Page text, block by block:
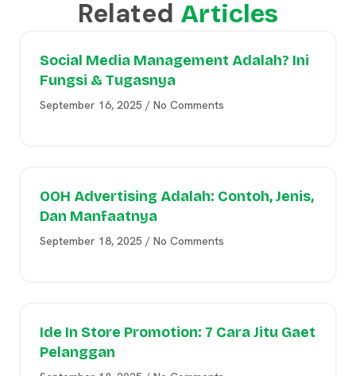
Related Articles
Social Media Management Adalah? Ini
Fungsi & Tugasnya
September 16, 2025 No Comments
OOH Advertising Adalah: Contoh, Jenis,
Dan Manfaatnya
September 18, 2025 No Comments
Ide In Store Promotion: 7 Cara Jitu Gaet
Pelanggan